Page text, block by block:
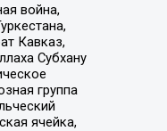
война,
Кавказ,
Субхану
группа
ячейка,